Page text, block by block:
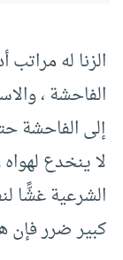
الزنا له
الفاحشة ،
إلى الفاحشة
لا ينخدع
الشرعية غشًّا
كبير ضرر فإن